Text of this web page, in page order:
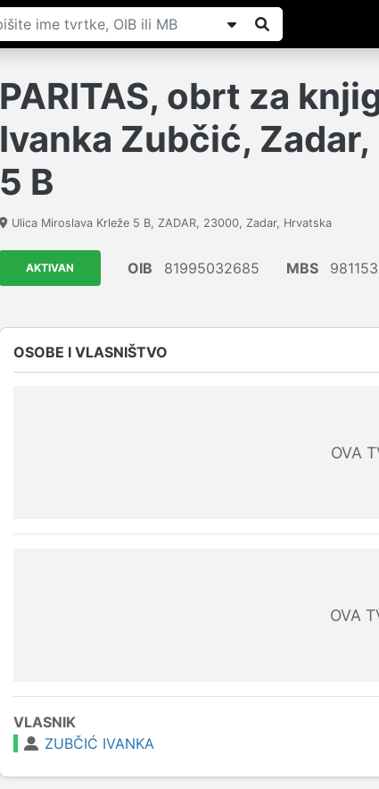
PARITAS, obrt za
Ivanka Zubčić,
5 B
Ulica Miroslava Krleže 5 B, ZADAR, 23000, Zadar, Hrvatska
AKTIVAN OIB 81995032685 MBS
OSOBE I VLASNIŠTVO
OVA
OVA
VLASNIK
ZUBČIĆ IVANKA